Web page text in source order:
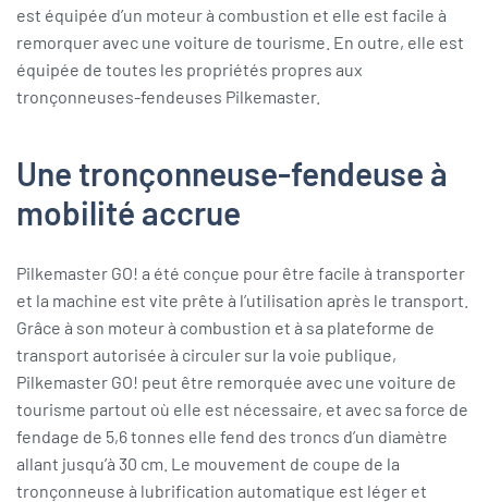
est équipée d’un moteur à combustion et elle est facile à
remorquer avec une voiture de tourisme. En outre, elle est
équipée de toutes les propriétés propres aux
tronçonneuses-fendeuses Pilkemaster.
Une tronçonneuse-fendeuse à
mobilité accrue
Pilkemaster GO! a été conçue pour être facile à transporter
et la machine est vite prête à l’utilisation après le transport.
Grâce à son moteur à combustion et à sa plateforme de
transport autorisée à circuler sur la voie publique,
Pilkemaster GO! peut être remorquée avec une voiture de
tourisme partout où elle est nécessaire, et avec sa force de
fendage de 5,6 tonnes elle fend des troncs d’un diamètre
allant jusqu’à 30 cm. Le mouvement de coupe de la
tronçonneuse à lubrification automatique est léger et